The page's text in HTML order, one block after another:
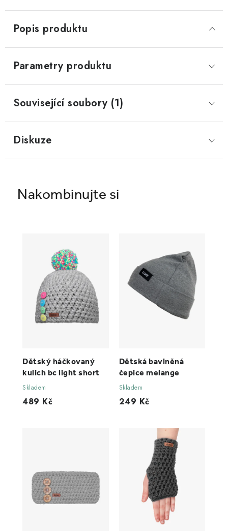
Popis produktu
Parametry produktu
Související soubory (1)
Diskuze
Dětský háčkovaný
kulich bc light short
Skladem
489 Kč
Dětská bavlněná
čepice melange
Skladem
249 Kč